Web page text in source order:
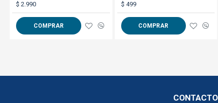
$ 2.990
COMPRAR
$ 499
COMPRAR
CONTACTO